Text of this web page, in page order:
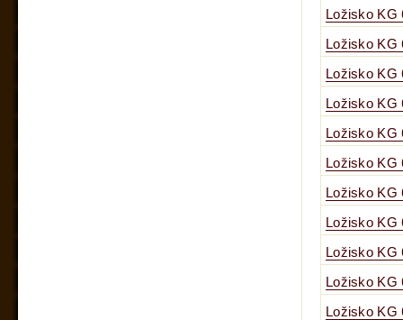
Ložisko KG
Ložisko KG
Ložisko KG
Ložisko KG
Ložisko KG
Ložisko KG
Ložisko KG
Ložisko KG
Ložisko KG
Ložisko KG
Ložisko KG